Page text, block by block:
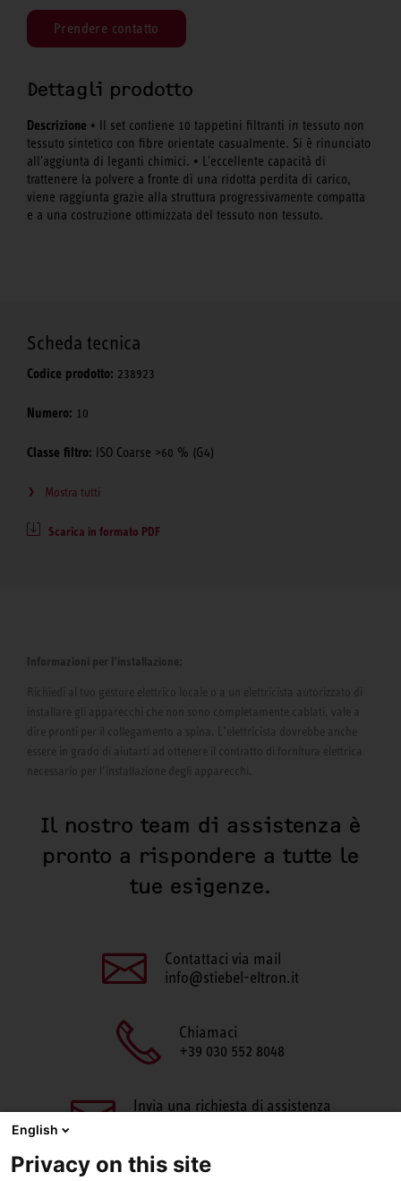
Prendere contatto
Dettagli prodotto
Descrizione • Il set contiene 10 tappetini filtranti in tessuto non
tessuto sintetico con fibre orientate casualmente. Si è rinunciato
all'aggiunta di leganti chimici. • L'eccellente capacità di
trattenere la polvere a fronte di una ridotta perdita di carico,
viene raggiunta grazie alla struttura progressivamente compatta
e a una costruzione ottimizzata del tessuto non tessuto.
Scheda tecnica
Codice prodotto: 238923
Numero: 10
Classe filtro: ISO Coarse >60 % (G4)
Mostra tutti
Scarica in formato PDF
Informazioni per l’installazione:
Richiedi al tuo gestore elettrico locale o a un elettricista autorizzato di
installare gli apparecchi che non sono completamente cablati, vale a
dire pronti per il collegamento a spina. L’elettricista dovrebbe anche
essere in grado di aiutarti ad ottenere il contratto di fornitura elettrica
necessario per l’installazione degli apparecchi.
Il nostro team di assistenza è
pronto a rispondere a tutte le
tue esigenze.
Contattaci via mail
info@stiebel-eltron.it
Chiamaci
+39 030 552 8048
Invia una richiesta di assistenza
English
Privacy on this site